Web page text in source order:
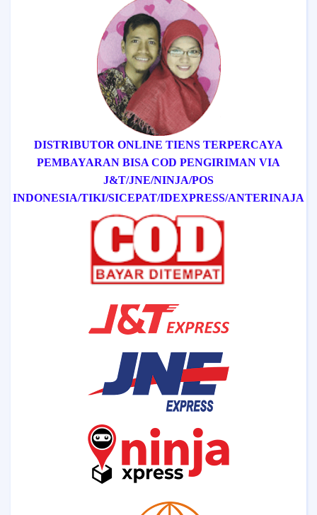
DISTRIBUTOR ONLINE TIENS TERPERCAYA
PEMBAYARAN BISA COD PENGIRIMAN VIA
J&T/JNE/NINJA/POS
INDONESIA/TIKI/SICEPAT/IDEXPRESS/ANTERINAJA